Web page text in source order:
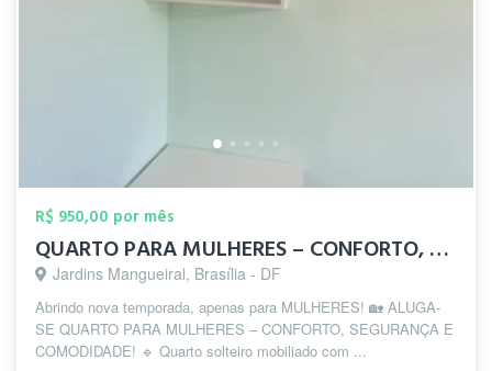
R$ 950,00 por mês
QUARTO PARA MULHERES – CONFORTO, SEGURAN...
Jardins Mangueiral, Brasília - DF
Abrindo nova temporada, apenas para MULHERES! 🏡 ALUGA-
SE QUARTO PARA MULHERES – CONFORTO, SEGURANÇA E
COMODIDADE! 🔹 Quarto solteiro mobiliado com ...